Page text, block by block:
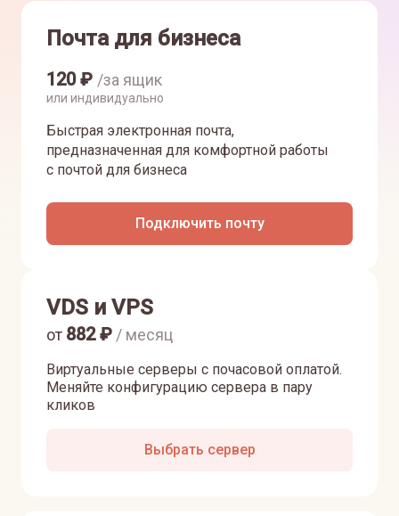
Почта для бизнеса
120₽ /за ящик
или индивидуально
Быстрая электронная почта,
предназначенная для комфортной работы
с почтой для бизнеса
Подключить почту
VDS и VPS
Виртуальные серверы с почасовой оплатой.
Меняйте конфигурацию сервера в пару
кликов
от 882₽ / месяц
Выбрать сервер